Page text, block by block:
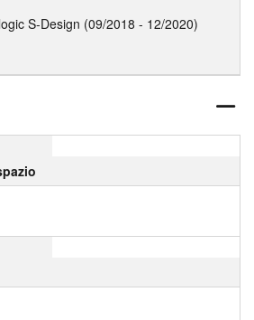
S-Design (09/2018 - 12/2020)